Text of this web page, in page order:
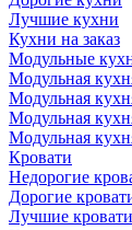
Лучшие кухни
Кухни на заказ
Модульные
Модульная
Модульная
Модульная
Модульная
Кровати
Недорогие
Дорогие
Лучшие кровати